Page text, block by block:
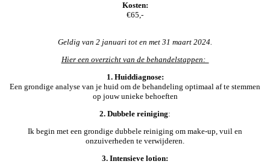
Kosten:
€65,-
Geldig van 2 januari tot en met 31 maart 2024.
Hier een overzicht van de behandelstappen:
1. Huiddiagnose:
Een grondige analyse van je huid om de behandeling optimaal af te stemmen
op jouw unieke behoeften
2. Dubbele reiniging:
Ik begin met een grondige dubbele reiniging om make-up, vuil en
onzuiverheden te verwijderen.
3. Intensieve lotion: